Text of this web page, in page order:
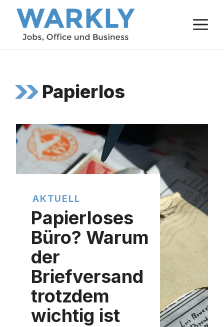
Zum
Inhalt
springen
Papierlos
AKTUELL
Papierloses
Büro? Warum
der
Briefversand
trotzdem
wichtig ist